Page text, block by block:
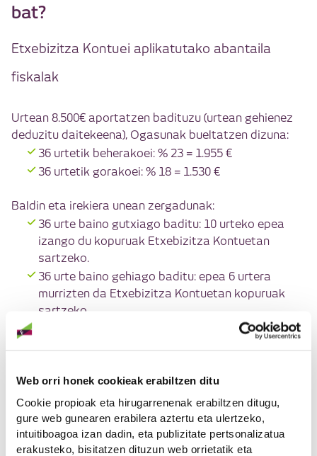
Web orri honek cookieak erabiltzen ditu
Cookie propioak eta hirugarrenenak erabiltzen ditugu,
gure web gunearen erabilera aztertu eta ulertzeko,
intuitiboagoa izan dadin, eta publizitate pertsonalizatua
erakusteko, bisitatzen dituzun web orrietatik eta
bat?
Etxebizitza Kontuei aplikatutako abantaila
fiskalak
Urtean 8.500€ aportatzen badituzu (urtean gehienez
deduzitu daitekeena), Ogasunak bueltatzen dizuna:
36 urtetik beherakoei: % 23 = 1.955 €
36 urtetik gorakoei: % 18 = 1.530 €
Baldin eta irekiera unean zergadunak:
36 urte baino gutxiago baditu: 10 urteko epea
izango du kopuruak Etxebizitza Kontuetan
sartzeko.
36 urte baino gehiago baditu: epea 6 urtera
murrizten da Etxebizitza Kontuetan kopuruak
sartzeko.